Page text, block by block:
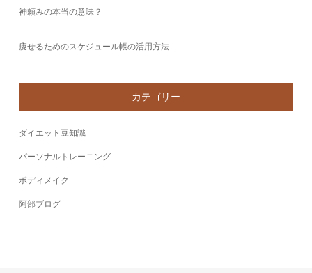
神頼みの本当の意味？
痩せるためのスケジュール帳の活用方法
カテゴリー
ダイエット豆知識
パーソナルトレーニング
ボディメイク
阿部ブログ